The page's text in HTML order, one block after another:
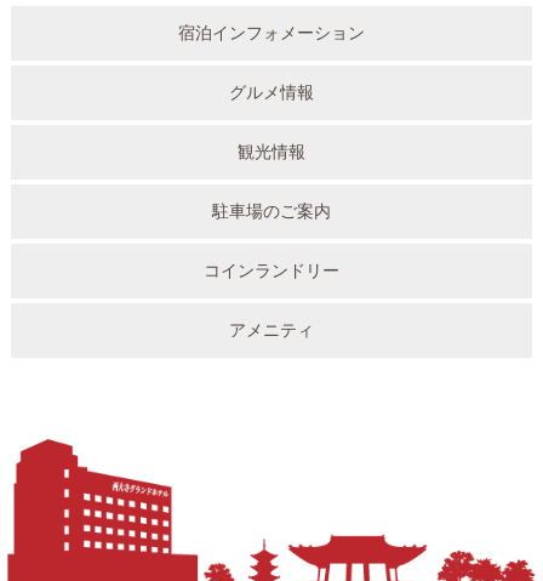
宿泊インフォメーション
グルメ情報
観光情報
駐車場のご案内
コインランドリー
アメニティ